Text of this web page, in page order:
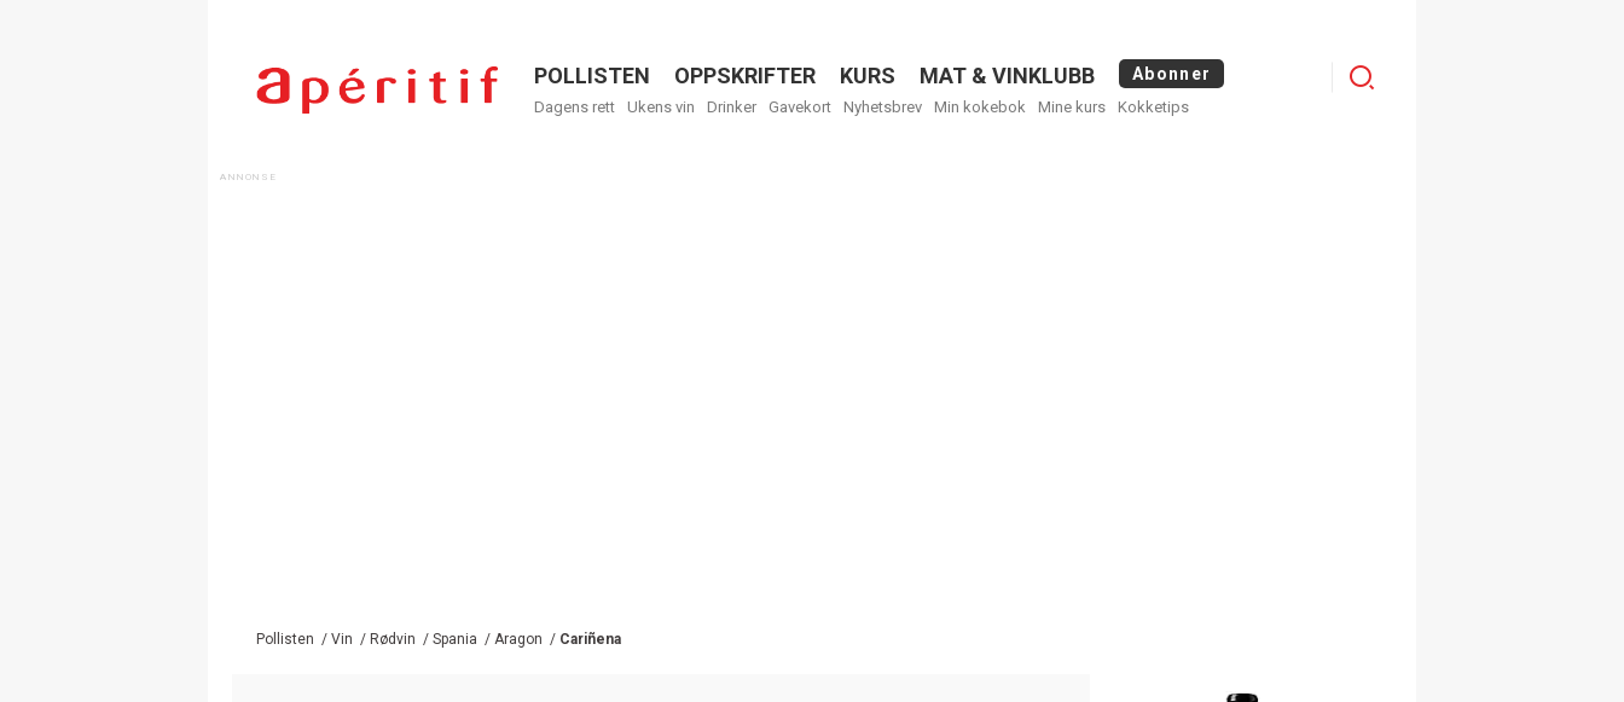
Menu
POLLISTEN OPPSKRIFTER KURS MAT & VINKLUBB Abonner
Dagens rett Ukens vin Drinker Gavekort Nyhetsbrev Min kokebok Mine kurs Kokketips
Menu
Pollisten / Vin / Rødvin / Spania / Aragon / Cariñena